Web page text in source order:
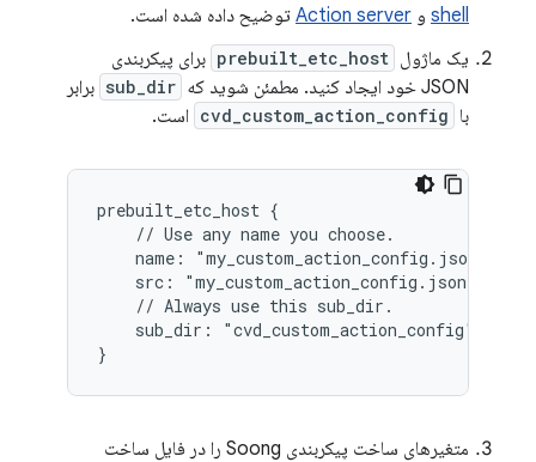
shell و Action server توضیح داده شده است.
یک ماژول prebuilt_etc_host برای پیکربندی
JSON خود ایجاد کنید. مطمئن شوید که
sub_dir برابر
با cvd_custom_action_config است.
prebuilt_etc_host {
    // Use any name you choose.
    name: "my_custom_action_config.json",
    src: "my_custom_action_config.json",
    // Always use this sub_dir.
    sub_dir: "cvd_custom_action_config",
متغیرهای ساخت پیکربندی Soong را در فایل ساخت